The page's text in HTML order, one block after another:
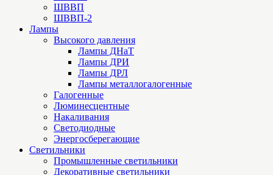
ШВВП
ШВВП-2
Лампы
Высокого давления
Лампы ДНаТ
Лампы ДРИ
Лампы ДРЛ
Лампы металлогалогенные
Галогенные
Люминесцентные
Накаливания
Светодиодные
Энергосберегающие
Светильники
Промышленные светильники
Декоративные светильники